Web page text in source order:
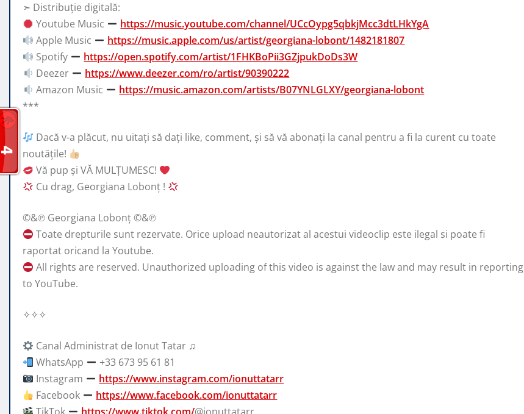
➣ Distribuție digitală:
Youtube Music
https://music.youtube.com/channel/UCcOypg5qbkjMcc3dtLHkYgA
Apple Music
https://music.apple.com/us/artist/georgiana-lobont/1482181807
Spotify
https://open.spotify.com/artist/1FHKBoPii3GZjpukDoDs3W
Deezer
https://www.deezer.com/ro/artist/90390222
Amazon Music
https://music.amazon.com/artists/B07YNLGLXY/georgiana-lobont
***
Dacă v-a plăcut, nu uitați să dați like, comment, și să vă abonați la canal pentru a fi la curent cu toate
noutățile!
Vă pup și VĂ MULȚUMESC!
Cu drag, Georgiana Lobonț !
©&℗ Georgiana Lobonț ©&℗
Toate drepturile sunt rezervate. Orice upload neautorizat al acestui videoclip este ilegal si poate fi
raportat oricand la Youtube.
All rights are reserved. Unauthorized uploading of this video is against the law and may result in reporting
to YouTube.
✧✧✧
Canal Administrat de Ionut Tatar ♫
WhatsApp
+33 673 95 61 81
Instagram
https://www.instagram.com/ionuttatarr
Facebook
https://www.facebook.com/ionuttatarr